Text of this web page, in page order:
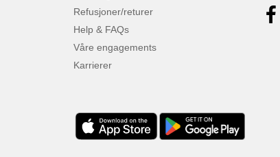
Refusjoner/returer
Help & FAQs
Våre engagements
Karrierer